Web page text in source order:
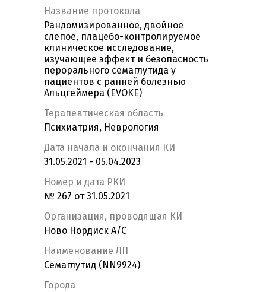
Название протокола
Рандомизированное, двойное
слепое, плацебо-контролируемое
клиническое исследование,
изучающее эффект и безопасность
перорального семаглутида у
пациентов с ранней болезнью
Альцгеймера (EVOKE)
Терапевтическая область
Психиатрия, Неврология
Дата начала и окончания КИ
31.05.2021 - 05.04.2023
Номер и дата РКИ
№ 267 от 31.05.2021
Организация, проводящая КИ
Ново Нордиск А/С
Наименование ЛП
Семаглутид (NN9924)
Города